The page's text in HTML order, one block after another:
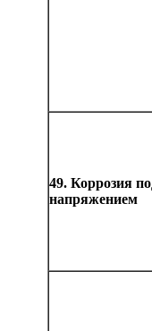
49. Коррозия
напряжением